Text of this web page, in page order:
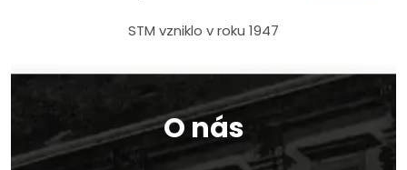
STM vzniklo v roku 1947
O nás